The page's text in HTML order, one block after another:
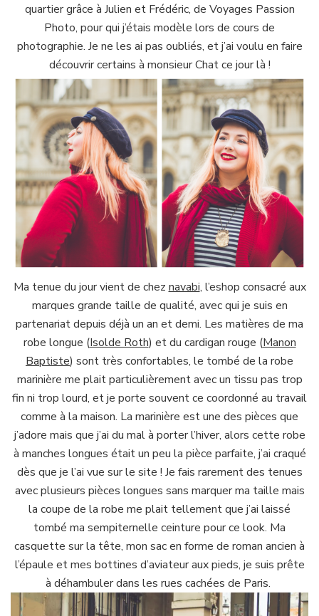
quartier grâce à Julien et Frédéric, de Voyages Passion
Photo, pour qui j’étais modèle lors de cours de
photographie. Je ne les ai pas oubliés, et j’ai voulu en faire
découvrir certains à monsieur Chat ce jour là !
Ma tenue du jour vient de chez navabi, l’eshop consacré aux
marques grande taille de qualité, avec qui je suis en
partenariat depuis déjà un an et demi. Les matières de ma
robe longue (Isolde Roth) et du cardigan rouge (Manon
Baptiste) sont très confortables, le tombé de la robe
marinière me plait particulièrement avec un tissu pas trop
fin ni trop lourd, et je porte souvent ce coordonné au travail
comme à la maison. La marinière est une des pièces que
j’adore mais que j’ai du mal à porter l’hiver, alors cette robe
à manches longues était un peu la pièce parfaite, j’ai craqué
dès que je l’ai vue sur le site ! Je fais rarement des tenues
avec plusieurs pièces longues sans marquer ma taille mais
la coupe de la robe me plait tellement que j’ai laissé
tombé ma sempiternelle ceinture pour ce look. Ma
casquette sur la tête, mon sac en forme de roman ancien à
l’épaule et mes bottines d’aviateur aux pieds, je suis prête
à déhambuler dans les rues cachées de Paris.